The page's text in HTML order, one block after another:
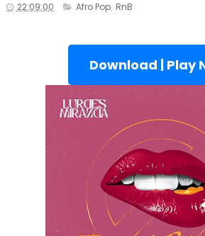
22:09:00 Afro Pop, RnB
Download | Play